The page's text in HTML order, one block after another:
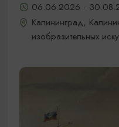
06.06.2026 -
Калининград,
изобразительных